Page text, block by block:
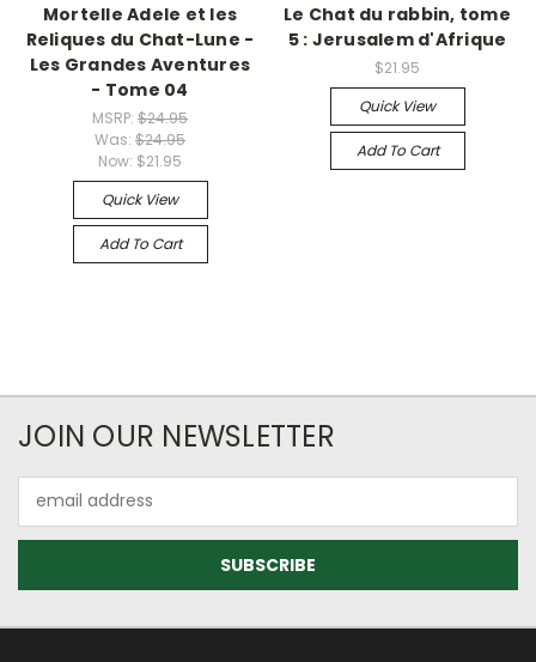
Mortelle Adele et les
Reliques du Chat-Lune -
Les Grandes Aventures
- Tome 04
MSRP: $24.95
Was: $24.95
Now: $21.95
Quick View
Add To Cart
Le Chat du rabbin, tome
5 : Jerusalem d'Afrique
$21.95
Quick View
Add To Cart
JOIN OUR NEWSLETTER
Address